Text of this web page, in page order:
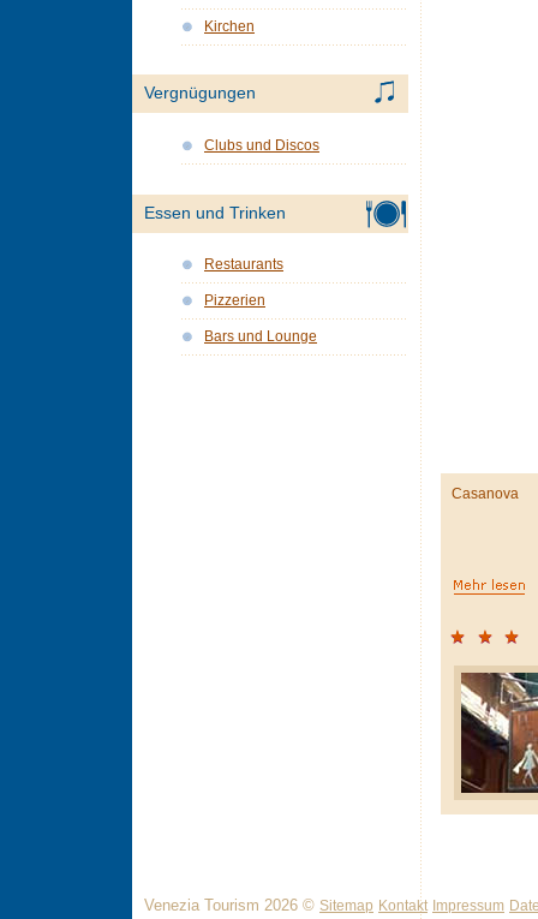
Casanova
Kirchen
Vergnügungen
Clubs und Discos
Essen und Trinken
Restaurants
Pizzerien
Bars und Lounge
Venezia Tourism 2026 © Sitemap Kontakt Impressum